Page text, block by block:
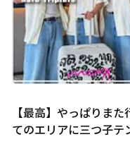
【最高】やっぱりま
てのエリアに三つ子テ